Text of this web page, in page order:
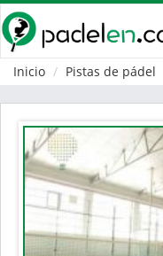
Inicio
Pistas de pádel